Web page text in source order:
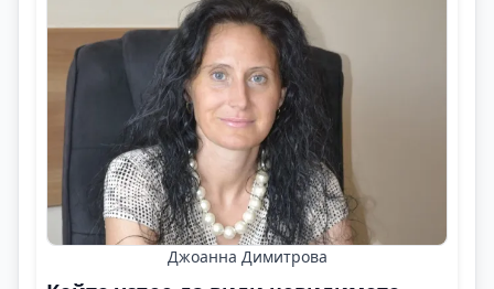
Джоанна Димитрова